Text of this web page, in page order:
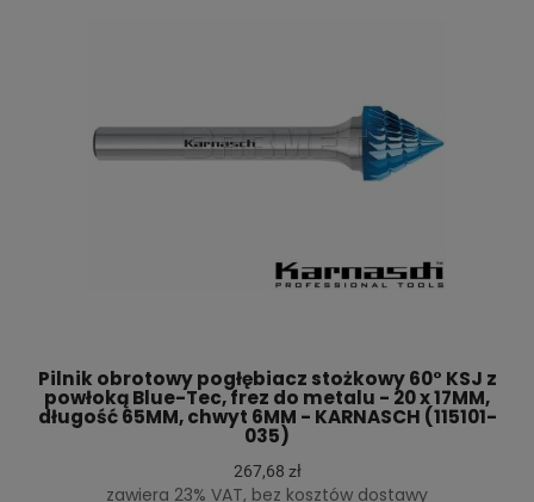
Pilnik obrotowy pogłębiacz stożkowy 60° KSJ z
powłoką Blue-Tec, frez do metalu - 20 x 17MM,
długość 65MM, chwyt 6MM - KARNASCH (115101-
035)
267,68 zł
zawiera 23% VAT, bez kosztów dostawy